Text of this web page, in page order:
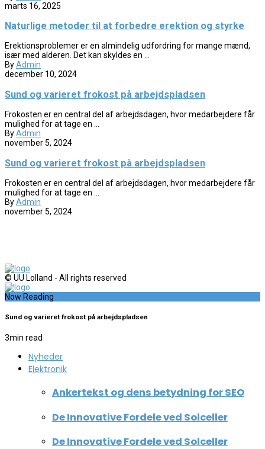
marts 16, 2025
Naturlige metoder til at forbedre erektion og styrke
Erektionsproblemer er en almindelig udfordring for mange mænd,
især med alderen. Det kan skyldes en ...
ByAdmin
december 10, 2024
Sund og varieret frokost på arbejdspladsen
Frokosten er en central del af arbejdsdagen, hvor medarbejdere får
mulighed for at tage en ...
ByAdmin
november 5, 2024
Sund og varieret frokost på arbejdspladsen
Frokosten er en central del af arbejdsdagen, hvor medarbejdere får
mulighed for at tage en ...
ByAdmin
november 5, 2024
© UU Lolland - All rights reserved
Now Reading
Sund og varieret frokost på arbejdspladsen
3min read
Nyheder
Elektronik
Ankertekst og dens betydning for SEO
De Innovative Fordele ved Solceller
De Innovative Fordele ved Solceller